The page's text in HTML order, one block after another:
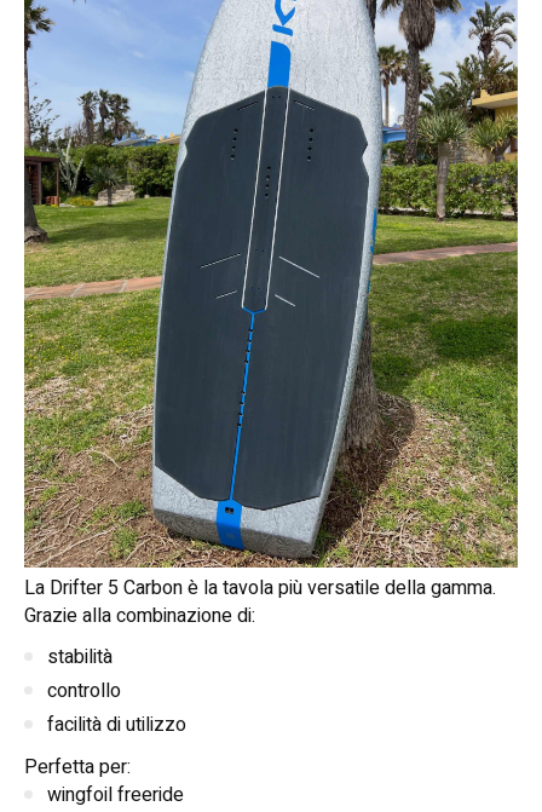
La Drifter 5 Carbon è la tavola più versatile della gamma.
Grazie alla combinazione di:
stabilità
controllo
facilità di utilizzo
Perfetta per:
wingfoil freeride